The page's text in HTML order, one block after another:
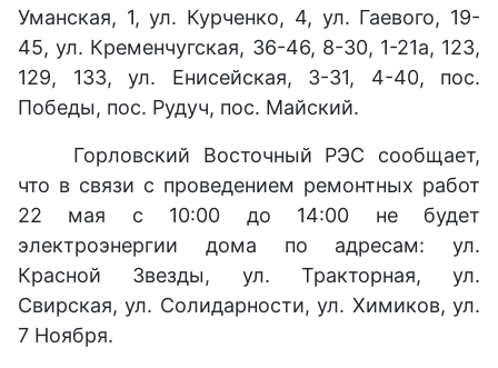
Уманская, 1, ул. Курченко, 4, ул. Гаевого, 19-
45, ул. Кременчугская, 36-46, 8-30, 1-21а, 123,
129, 133, ул. Енисейская, 3-31, 4-40, пос.
Победы, пос. Рудуч, пос. Майский.
Горловский Восточный РЭС сообщает,
что в связи с проведением ремонтных работ
22 мая с 10:00 до 14:00 не будет
электроэнергии дома по адресам: ул.
Красной Звезды, ул. Тракторная, ул.
Свирская, ул. Солидарности, ул. Химиков, ул.
7 Ноября.